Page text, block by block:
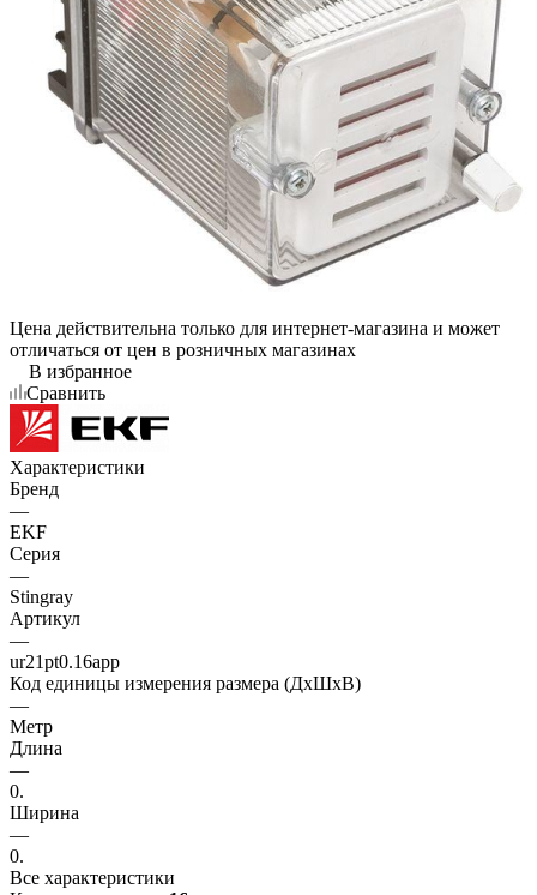
Цена действительна только для интернет-магазина и может
отличаться от цен в розничных магазинах
В избранное
Сравнить
Характеристики
Бренд
—
EKF
Серия
—
Stingray
Артикул
—
ur21pt0.16app
Код единицы измерения размера (ДхШхВ)
—
Метр
Длина
—
0.
Ширина
—
0.
Все характеристики